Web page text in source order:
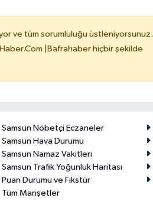
ve tüm sorumluluğu üstleniyorsunuz.
|Bafrahaber hiçbir şekilde
Samsun Nöbetçi Eczaneler
Samsun Hava Durumu
Samsun Namaz Vakitleri
Samsun Trafik Yoğunluk Haritası
Puan Durumu ve Fikstür
Tüm Manşetler